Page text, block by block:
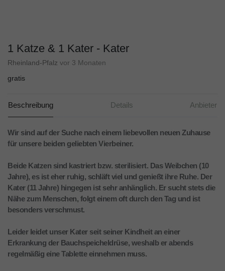
1 Katze & 1 Kater - Kater
Rheinland-Pfalz vor 3 Monaten
gratis
Beschreibung Details Anbieter
Wir sind auf der Suche nach einem liebevollen neuen Zuhause
für unsere beiden geliebten Vierbeiner.
Beide Katzen sind kastriert bzw. sterilisiert. Das Weibchen (10
Jahre), es ist eher ruhig, schläft viel und genießt ihre Ruhe. Der
Kater (11 Jahre) hingegen ist sehr anhänglich. Er sucht stets die
Nähe zum Menschen, folgt einem oft durch den Tag und ist
besonders verschmust.
Leider leidet unser Kater seit seiner Kindheit an einer
Erkrankung der Bauchspeicheldrüse, weshalb er abends
regelmäßig eine Tablette einnehmen muss.